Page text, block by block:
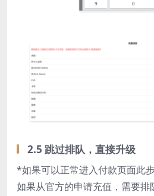
2.5 跳过排队，直接升级
*如果可以正常进入付款页面此
如果从官方的申请充值，需要